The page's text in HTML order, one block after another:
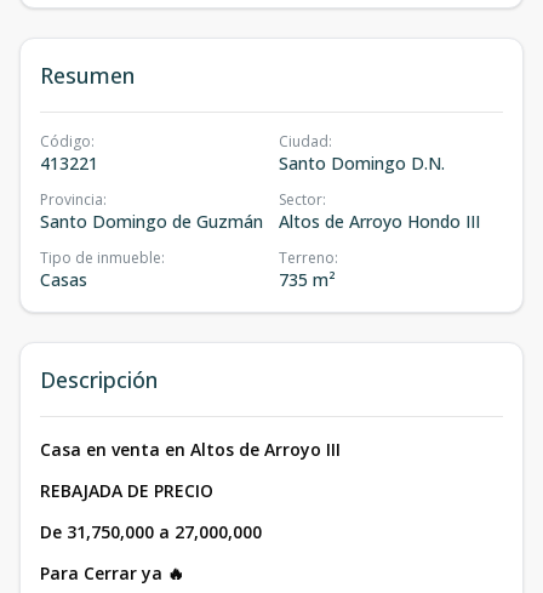
Resumen
Código:
413221
Ciudad:
Santo Domingo D.N.
Provincia:
Santo Domingo de Guzmán
Sector:
Altos de Arroyo Hondo III
Tipo de inmueble:
Casas
Terreno:
735 m²
Descripción
Casa en venta en Altos de Arroyo III
REBAJADA DE PRECIO
De 31,750,000 a 27,000,000
Para Cerrar ya 🔥